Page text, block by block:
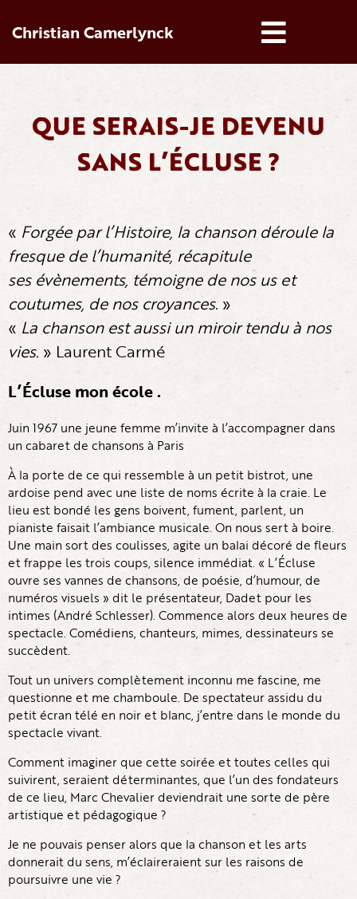
Christian Camerlynck
QUE SERAIS-JE DEVENU
SANS L’ÉCLUSE ?
« Forgée par l’Histoire, la chanson déroule la
fresque de l’humanité, récapitule
ses évènements, témoigne de nos us et
coutumes, de nos croyances. »
« La chanson est aussi un miroir tendu à nos
vies. » Laurent Carmé
L’Écluse mon école .
Juin 1967 une jeune femme m’invite à l’accompagner dans
un cabaret de chansons à Paris
À la porte de ce qui ressemble à un petit bistrot, une
ardoise pend avec une liste de noms écrite à la craie. Le
lieu est bondé les gens boivent, fument, parlent, un
pianiste faisait l’ambiance musicale. On nous sert à boire.
Une main sort des coulisses, agite un balai décoré de fleurs
et frappe les trois coups, silence immédiat. « L’Écluse
ouvre ses vannes de chansons, de poésie, d’humour, de
numéros visuels » dit le présentateur, Dadet pour les
intimes (André Schlesser). Commence alors deux heures de
spectacle. Comédiens, chanteurs, mimes, dessinateurs se
succèdent.
Tout un univers complètement inconnu me fascine, me
questionne et me chamboule. De spectateur assidu du
petit écran télé en noir et blanc, j’entre dans le monde du
spectacle vivant.
Comment imaginer que cette soirée et toutes celles qui
suivirent, seraient déterminantes, que l’un des fondateurs
de ce lieu, Marc Chevalier deviendrait une sorte de père
artistique et pédagogique ?
Je ne pouvais penser alors que la chanson et les arts
donnerait du sens, m’éclaireraient sur les raisons de
poursuivre une vie ?